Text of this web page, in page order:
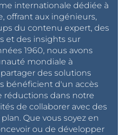
internationale dédiée à
offrant aux ingénieurs,
du contenu expert, des
et des insights sur
1960, nous avons
mondiale à
des solutions
bénéficient d'un accès
réductions dans notre
de collaborer avec des
Que vous soyez en
ou de développer